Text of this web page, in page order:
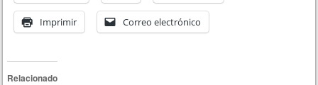
Imprimir Correo electrónico
Relacionado